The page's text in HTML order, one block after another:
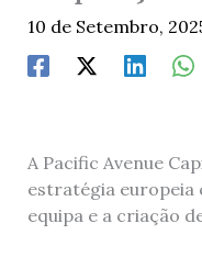
10 de Setembro,
A Pacific Avenue
estratégia europeia
equipa e a criação